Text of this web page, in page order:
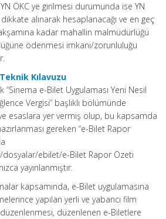
ÖKC ye girilmesi durumunda ise YN
dikkate alınarak hesaplanacağı ve en geç
kadar mahallin malmüdürlüğü
ödenmesi imkanı/zorunluluğu
Kılavuzu
“Sinema e-Bilet Uygulaması Yeni Nesil
Vergisi” başlıklı bölümünde
esaslara yer vermiş olup, bu kapsamda
gereken “e-Bilet Rapor
ebilet/e-Bilet Rapor Ozeti
yayınlanmıştır.
kapsamında, e-Bilet uygulamasına
yapılan yerli ve yabancı film
düzenlenen e-Biletlere